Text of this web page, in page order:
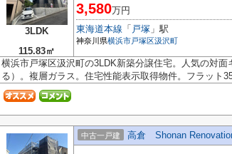
3LDK
115.83㎡
3,580万円
東海道本線 「 戸塚 」駅
神奈川県横浜市戸塚区汲沢町
横浜市戸塚区汲沢町の3LDK新築分譲住宅。人気の対
る）。複層ガラス。住宅性能表示取得物件。フラット
中古一戸建 高倉 Shonan